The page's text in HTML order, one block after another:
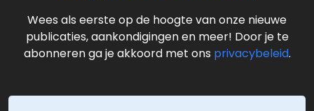
Wees als eerste op de hoogte van onze nieuwe
publicaties, aankondigingen en meer! Door je te
abonneren ga je akkoord met ons privacybeleid.